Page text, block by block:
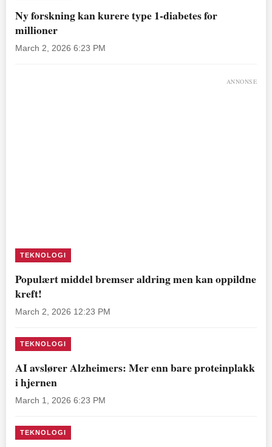
Ny forskning kan kurere type 1-diabetes for
millioner
March 2, 2026 6:23 PM
ANNONSE
TEKNOLOGI
Populært middel bremser aldring men kan oppildne
kreft!
March 2, 2026 12:23 PM
TEKNOLOGI
AI avslører Alzheimers: Mer enn bare proteinplakk
i hjernen
March 1, 2026 6:23 PM
TEKNOLOGI